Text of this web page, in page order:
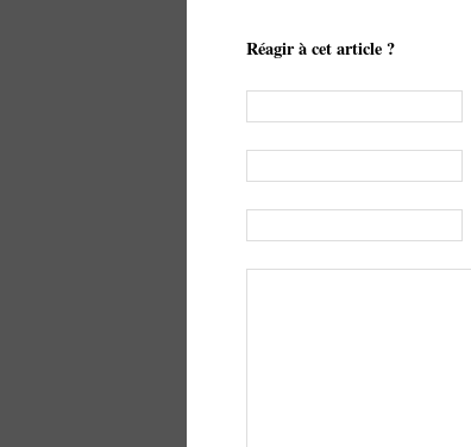
Réagir à cet article ?